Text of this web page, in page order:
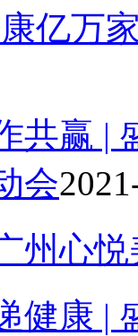
亿万
共赢 |
会
州心
健康 |